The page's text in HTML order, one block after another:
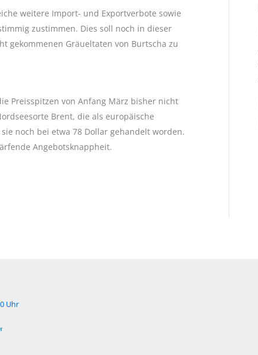
weitere Import- und Exportverbote sowie
zustimmen. Dies soll noch in dieser
gekommenen Gräueltaten von Burtscha zu
Preisspitzen von Anfang März bisher nicht
Brent, die als europäische
noch bei etwa 78 Dollar gehandelt worden.
Angebotsknappheit.
Uhr